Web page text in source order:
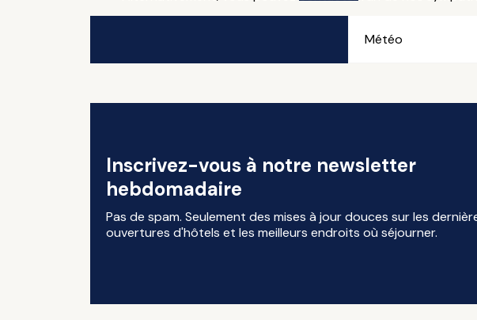
Météo
Inscrivez-vous à notre newsletter
hebdomadaire
Pas de spam. Seulement des mises à jour douces sur les
ouvertures d'hôtels et les meilleurs endroits où séjourner.